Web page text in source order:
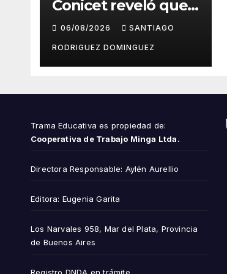
Conicet reveló que
el 7,5% de las tierras
rurales de Mar del
Plata pertenecen a
extranjeros
06/08/2026 SANTIAGO
RODRIGUEZ DOMINGUEZ
Trama Educativa es propiedad de:
Cooperativa de Trabajo Minga Ltda.
Directora Responsable: Aylén Aurellio
Editora: Eugenia Garita
Los Narvales 958, Mar del Plata, Provincia
de Buenos Aires
Registro DNDA en trámite